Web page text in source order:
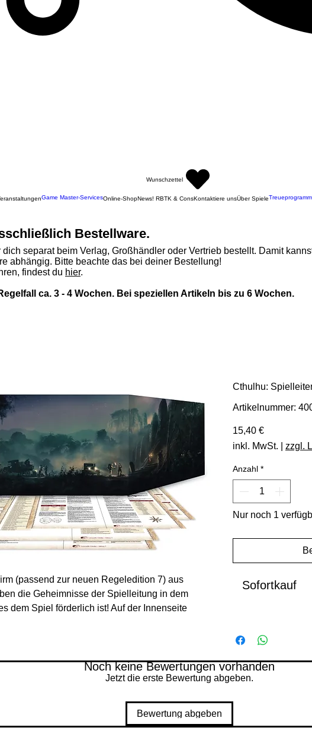
Wunschzettel
Game Master-ServicesOnline-ShopNews! RBTK & ConsKontaktiere unsÜber SpieleTreueprogramm
Bestellware.
separat beim Verlag, Großhändler oder Vertrieb bestellt. Damit
abhängig. Bitte beachte das bei deiner Bestellung!
findest du hier.
ca. 3 - 4 Wochen. Bei speziellen Artikeln bis zu 6 Wochen.
(passend zur neuen Regeledition 7) aus
die Geheimnisse der Spielleitung in dem
dem Spiel förderlich ist! Auf der Innenseite
– und natürlich vollfarbigen – Bögen
Zugriff auf Regelzusammenfassungen
Cthulhu:
Artikelnummer:
15,40 €Preis
inkl. MwSt.
zzgl.
Anzahl *
Nur noch 1
Sofortkauf
Noch keine Bewertungen vorhanden
Jetzt die erste Bewertung abgeben.
Bewertung abgeben